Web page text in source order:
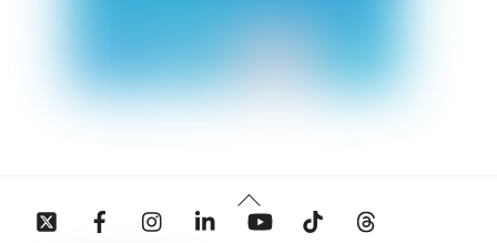
Back
To
Twitter Facebook InstagramLinkedin YouTube Tiktok